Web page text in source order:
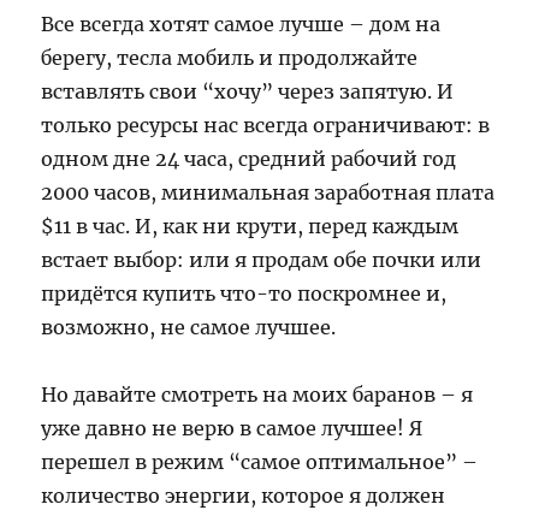
Все всегда хотят самое лучше – дом на
берегу, тесла мобиль и продолжайте
вставлять свои “хочу” через запятую. И
только ресурсы нас всегда ограничивают: в
одном дне 24 часа, средний рабочий год
2000 часов, минимальная заработная плата
$11 в час. И, как ни крути, перед каждым
встает выбор: или я продам обе почки или
придётся купить что-то поскромнее и,
возможно, не самое лучшее.
Но давайте смотреть на моих баранов – я
уже давно не верю в самое лучшее! Я
перешел в режим “самое оптимальное” –
количество энергии, которое я должен